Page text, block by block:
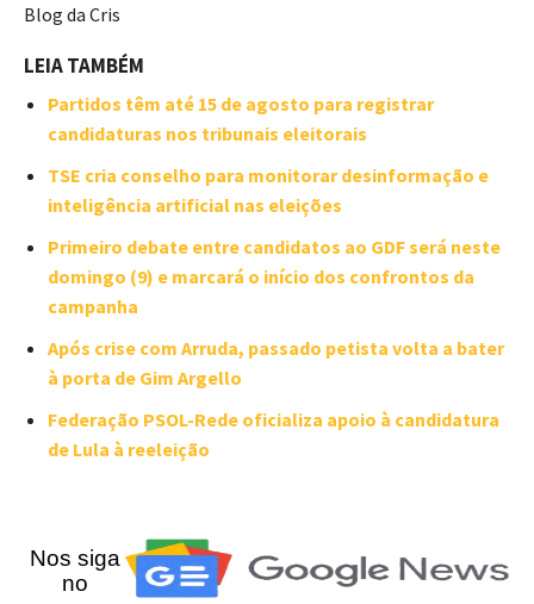
Blog da Cris
LEIA TAMBÉM
Partidos têm até 15 de agosto para registrar
candidaturas nos tribunais eleitorais
TSE cria conselho para monitorar desinformação e
inteligência artificial nas eleições
Primeiro debate entre candidatos ao GDF será neste
domingo (9) e marcará o início dos confrontos da
campanha
Após crise com Arruda, passado petista volta a bater
à porta de Gim Argello
Federação PSOL-Rede oficializa apoio à candidatura
de Lula à reeleição
Nos siga
no